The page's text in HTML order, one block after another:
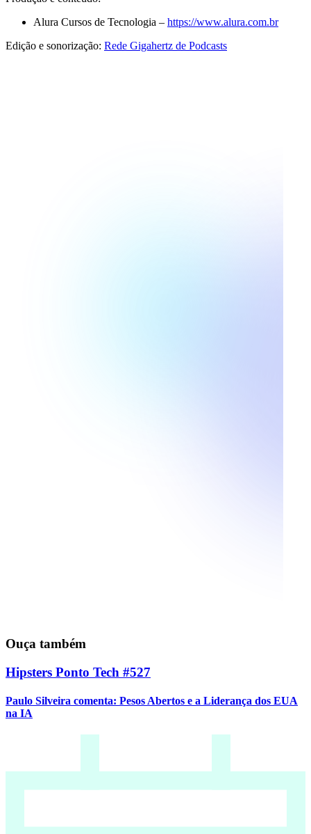
Alura Cursos de Tecnologia – https://www.alura.com.br
Edição e sonorização: Rede Gigahertz de Podcasts
Ouça também
Hipsters Ponto Tech #527
Paulo Silveira comenta: Pesos Abertos e a Liderança dos EUA
na IA